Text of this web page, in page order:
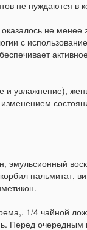
не нуждаются в
не
с
и увлажнение),
эмульсионный
пальмитат,
1/4 чайной
Перед